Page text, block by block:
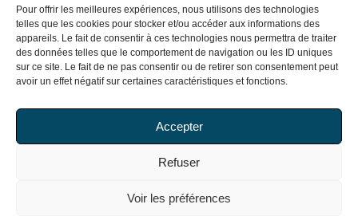
Pour offrir les meilleures expériences, nous utilisons des technologies
telles que les cookies pour stocker et/ou accéder aux informations des
appareils. Le fait de consentir à ces technologies nous permettra de traiter
des données telles que le comportement de navigation ou les ID uniques
sur ce site. Le fait de ne pas consentir ou de retirer son consentement peut
avoir un effet négatif sur certaines caractéristiques et fonctions.
Accepter
Refuser
Voir les préférences
RESTEZ INFORMÉS !
Ne manquez pas nos actualités juridiques.
En soumettant ce formulaire, j’accepte que mes
informations soient utilisées exclusivement dans le cadre
de ma demande, conformément à la
© Copyright 2026 Seban Avocats. Tous droits réservés